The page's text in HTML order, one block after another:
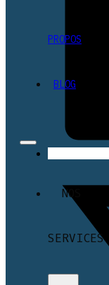
PROPOS
BLOG
NOS
SERVICES